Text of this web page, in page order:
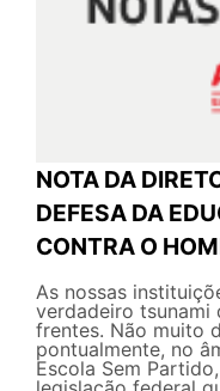
NOTA DA
DEFESA DA
CONTRA O
As nossas
verdadeiro tsunami
frentes. Não muito
pontualmente, no
Escola Sem